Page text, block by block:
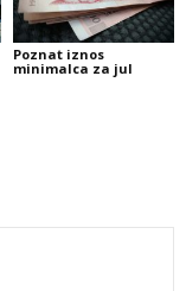
Poznat iznos
minimalca za jul